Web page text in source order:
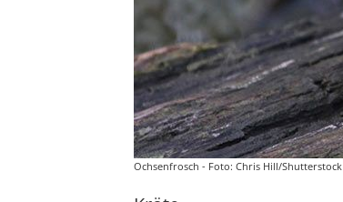
Ochsenfrosch - Foto: Chris Hill/Shutterstock